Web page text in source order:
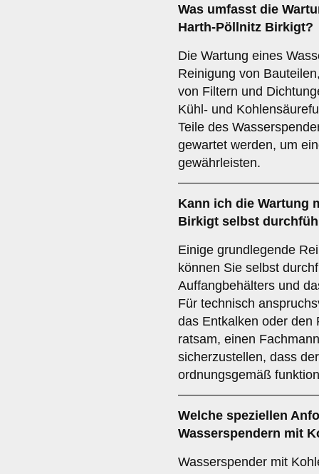
Was umfasst die
Harth-Pöllnitz Birkigt?
Die Wartung eines
Reinigung von
von Filtern und
Kühl- und
Teile des
gewartet werden, um
gewährleisten.
Kann ich die Wartung
Birkigt selbst
Einige grundlegende
können Sie selbst
Auffangbehälters und
Für technisch
das Entkalken oder den
ratsam, einen
sicherzustellen, dass
ordnungsgemäß
Welche speziellen
Wasserspendern mit
Wasserspender mit